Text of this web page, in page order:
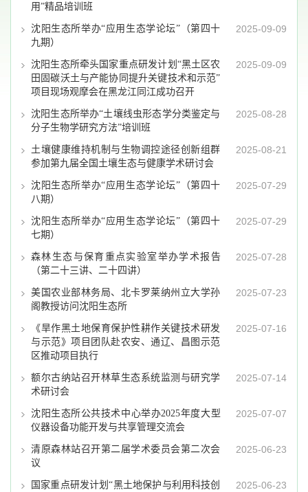
用”精品培训班
2025-09-09
沈阳生态所举办“应用生态学论坛”（第四十
九期）
2025-09-09
沈阳生态所牵头国家重点研发计划“黑土区农
田固碳沃土与产能协同提升关键技术和示范”
项目现场观摩会在黑龙江同江成功召开
2025-08-28
沈阳生态所举办“土壤线虫形态学分类鉴定与
分子生物学研究方法”培训班
2025-08-21
土壤健康维持机制与生物调控途径创新组群
参加第九届全国土壤生态与健康学术研讨会
2025-07-29
沈阳生态所举办“应用生态学论坛”（第四十
八期）
2025-07-29
沈阳生态所举办“应用生态学论坛”（第四十
七期）
2025-07-28
森林生态与保育重点实验室举办学术报告
（第二十三讲、二十四讲）
2025-07-23
美国农业部林务局、北卡罗莱纳州立大学孙
阁教授访问沈阳生态所
2025-07-16
《旱作黑土地保育保护性耕作关键技术研发
与示范》项目团队赴农安、通辽、昌图示范
区推动项目执行
2025-07-14
额尔古纳站召开林草生态系统监测与研究学
术研讨会
2025-07-07
沈阳生态所公共技术中心举办2025年度大型
仪器设备功能开发与共享管理交流会
2025-06-23
清原森林站召开第二届学术委员会第二次会
议
2025-06-23
国家重点研发计划“黑土地保护与利用科技创